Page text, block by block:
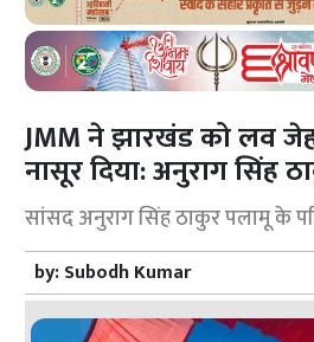
JMM ने झारखंड को लव
नासूर दिया: अनुराग सिंह
सांसद अनुराग सिंह ठाकुर पलामू के
by:Subodh Kumar